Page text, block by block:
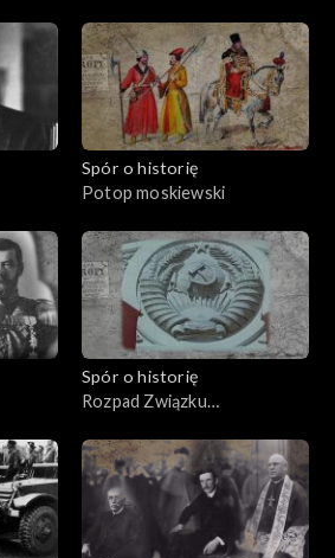
Spór o historię
Potop moskiewski
Spór o historię
Rozpad Związku